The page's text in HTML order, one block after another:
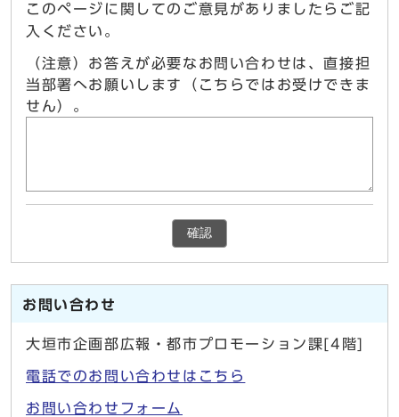
このページに関してのご意見がありましたらご記
入ください。
（注意）お答えが必要なお問い合わせは、直接担
当部署へお願いします（こちらではお受けできま
せん）。
確認
お問い合わせ
大垣市企画部広報・都市プロモーション課[4階]
電話でのお問い合わせはこちら
お問い合わせフォーム